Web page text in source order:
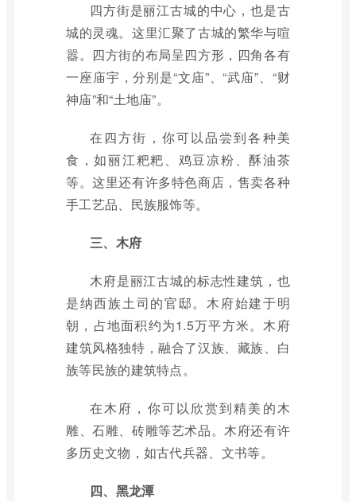
四方街是丽江古城的中心，也是古
城的灵魂。这里汇聚了古城的繁华与喧
嚣。四方街的布局呈四方形，四角各有
一座庙宇，分别是“文庙”、“武庙”、“财
神庙”和“土地庙”。
在四方街，你可以品尝到各种美
食，如丽江粑粑、鸡豆凉粉、酥油茶
等。这里还有许多特色商店，售卖各种
手工艺品、民族服饰等。
三、木府
木府是丽江古城的标志性建筑，也
是纳西族土司的官邸。木府始建于明
朝，占地面积约为1.5万平方米。木府
建筑风格独特，融合了汉族、藏族、白
族等民族的建筑特点。
在木府，你可以欣赏到精美的木
雕、石雕、砖雕等艺术品。木府还有许
多历史文物，如古代兵器、文书等。
四、黑龙潭